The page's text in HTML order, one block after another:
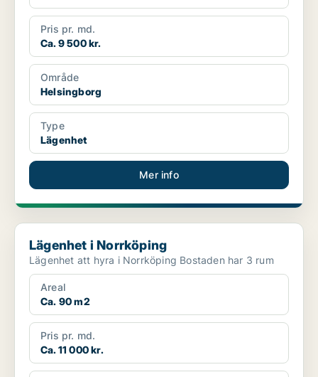
Pris pr. md.
Ca. 9 500 kr.
Område
Helsingborg
Type
Lägenhet
Mer info
Lägenhet i Norrköping
Lägenhet i Norrköping
Lägenhet att hyra i Norrköping Bostaden har 3 rum
Areal
Ca. 90 m2
Pris pr. md.
Ca. 11 000 kr.